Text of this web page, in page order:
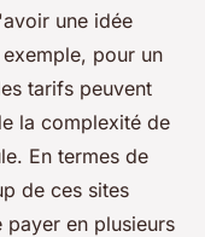
une idée
pour un
tarifs peuvent
la complexité de
En termes de
de ces sites
en plusieurs